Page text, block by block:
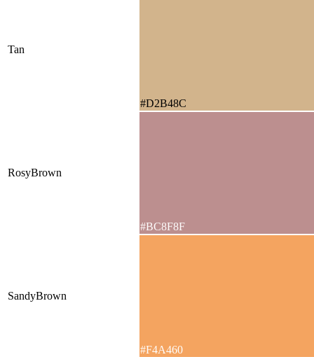
Tan
#D2B48C
RosyBrown
#BC8F8F
SandyBrown
#F4A460